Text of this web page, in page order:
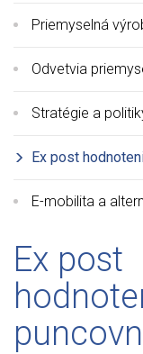
Priemyselná
Odvetvia
Stratégie a
Ex post
E-mobilita a
Ex post